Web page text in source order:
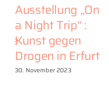
Ausstellung „On
a Night Trip“ :
Kunst gegen
Drogen in Erfurt
30. November 2023